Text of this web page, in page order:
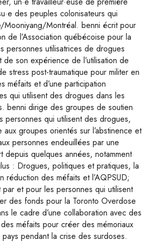
des peuples colonisateurs qui
Mooniyang/Montréal. benni écrit pour
de l’Association québécoise pour la
personnes utilisatrices de drogues
son expérience de l’utilisation de
stress post-traumatique pour militer en
méfaits et d’une participation
qui utilisent des drogues dans les
benni dirige des groupes de soutien
personnes qui utilisent des drogues,
groupes orientés sur l’abstinence et
personnes endeuillées par une
depuis quelques années, notamment
: Drogues, politiques et pratiques, la
réduction des méfaits et l’AQPSUD;
et pour les personnes qui utilisent
des fonds pour la Toronto Overdose
le cadre d’une collaboration avec des
méfaits pour créer des mémoriaux
pendant la crise des surdoses.